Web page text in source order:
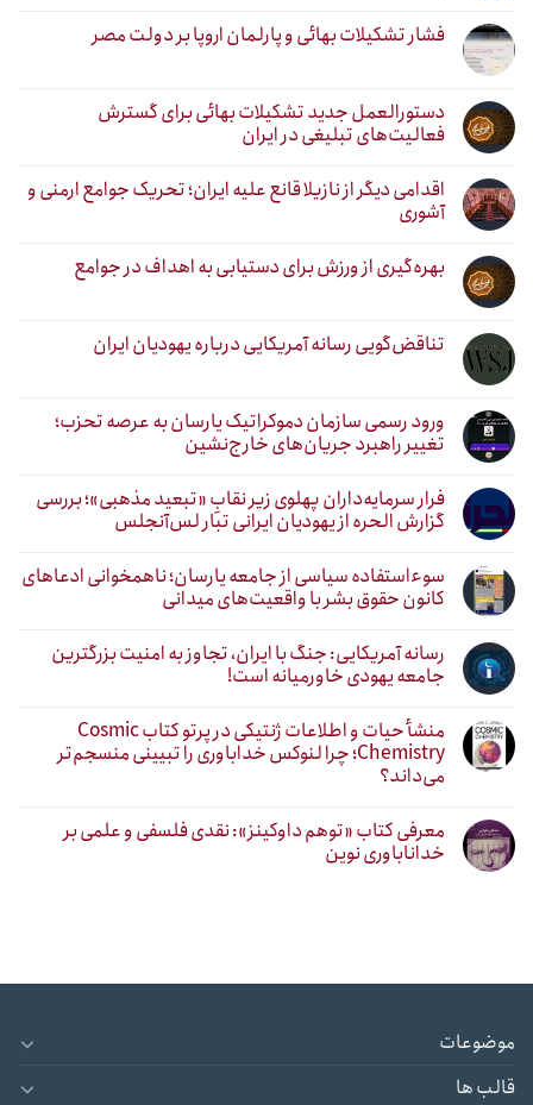
فشار تشکیلات بهائی و پارلمان اروپا بر دولت مصر
دستورالعمل جدید تشکیلات بهائی برای گسترش
فعالیت‌های تبلیغی در ایران
اقدامی دیگر از نازیلا قانع علیه ایران؛ تحریک جوامع ارمنی و
آشوری
بهره‌گیری از ورزش برای دستیابی به اهداف در جوامع
تناقض‌گویی رسانه آمریکایی درباره یهودیان ایران
ورود رسمی سازمان دموکراتیک یارسان به عرصه تحزب؛
تغییر راهبرد جریان‌های خارج‌نشین
فرار سرمایه‌داران پهلوی زیر نقابِ «تبعید مذهبی»؛ بررسی
گزارش الحره از یهودیان ایرانی تبار لس‌آنجلس
سوءاستفاده سیاسی از جامعه یارسان؛ ناهمخوانی ادعاهای
کانون حقوق بشر با واقعیت‌های میدانی
رسانه آمریکایی: جنگ با ایران، تجاوز به امنیت بزرگترین
جامعه یهودی خاورمیانه است!
منشأ حیات و اطلاعات ژنتیکی در پرتو کتاب Cosmic
Chemistry؛ چرا لنوکس خداباوری را تبیینی منسجم‌تر
می‌داند؟
معرفی کتاب «توهم داوکینز»: نقدی فلسفی و علمی بر
خداناباوری نوین
موضوعات
قالب ها